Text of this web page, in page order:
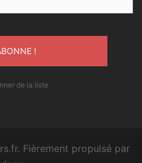
de la liste
Fièrement propulsé par